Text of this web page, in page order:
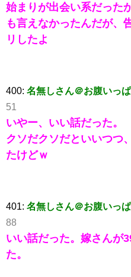
始まりが出会い系だった
も言えなかったんだが、
リしたよ
400: 名無しさん＠お腹いっぱ
51
いやー、いい話だった。
クソだクソだといいつつ
たけどｗ
401: 名無しさん＠お腹いっぱ
88
いい話だった。嫁さんが
た。